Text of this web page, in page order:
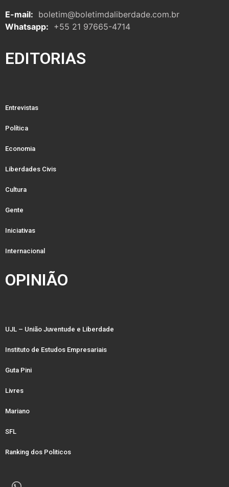
E-mail: boletim@boletimdaliberdade.com.br
Whatsapp: +55 21 97665-4714
EDITORIAS
Entrevistas
Política
Economia
Liberdades Civis
Cultura
Gente
Iniciativas
Internacional
OPINIÃO
UJL – União Juventude e Liberdade
Instituto de Estudos Empresariais
Guta Pini
Livres
Mariano
SFL
Ranking dos Politicos